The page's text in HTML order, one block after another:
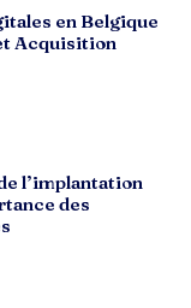
en Belgique
Acquisition
l’implantation
des